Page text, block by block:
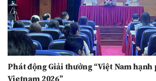
Phát động Giải thưởng “Việt Nam
Vietnam 2026”